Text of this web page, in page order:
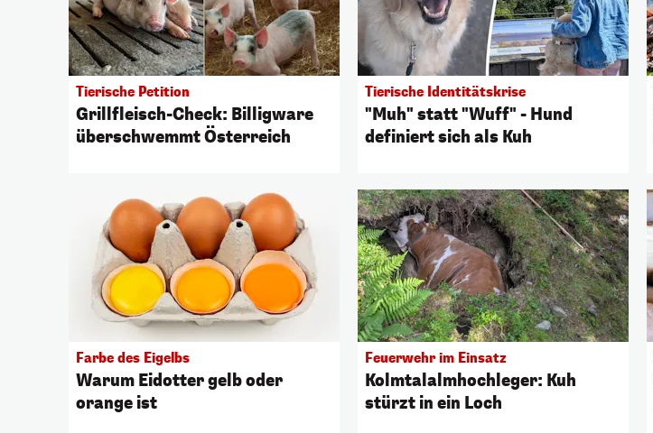
Tierische Petition
Grillfleisch-Check: Billigware
überschwemmt Österreich
Tierische Identitätskrise
"Muh" statt "Wuff" - Hund
definiert sich als Kuh
Farbe des Eigelbs
Warum Eidotter gelb oder
orange ist
Feuerwehr im Einsatz
Kolmtalalmhochleger: Kuh
stürzt in ein Loch